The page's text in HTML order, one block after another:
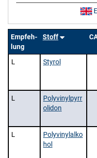
Empfeh-
lung
Stoff
L Styrol
L
Polyvinylpyrr
olidon
L
Polyvinylalko
hol